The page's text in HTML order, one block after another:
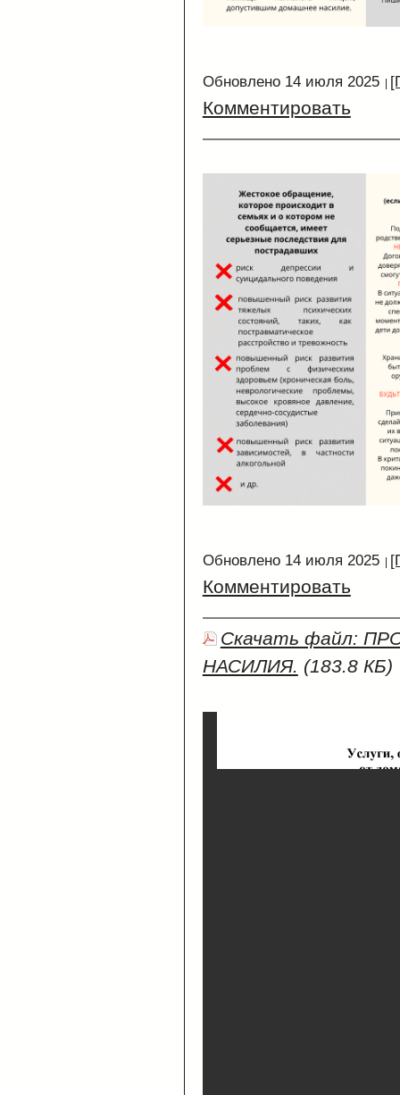
Обновлено 14 июля 2025
Комментировать
Обновлено 14 июля 2025
Комментировать
Скачать файл:
НАСИЛИЯ. (183.8 КБ)